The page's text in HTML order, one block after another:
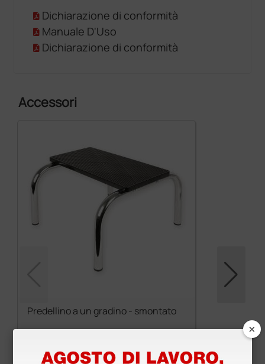
Dichiarazione di conformità
Manuale D'Uso
Dichiarazione di conformità
Accessori
Predellino a un gradino - smontato
45,05 €53,00 €
×